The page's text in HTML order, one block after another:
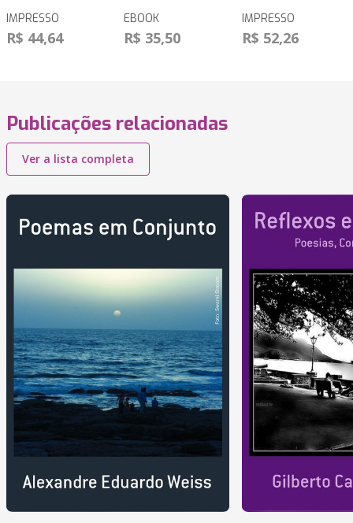
IMPRESSO
R$ 44,64
EBOOK
R$ 35,50
IMPRESSO
R$ 52,26
Publicações relacionadas
Ver a lista completa